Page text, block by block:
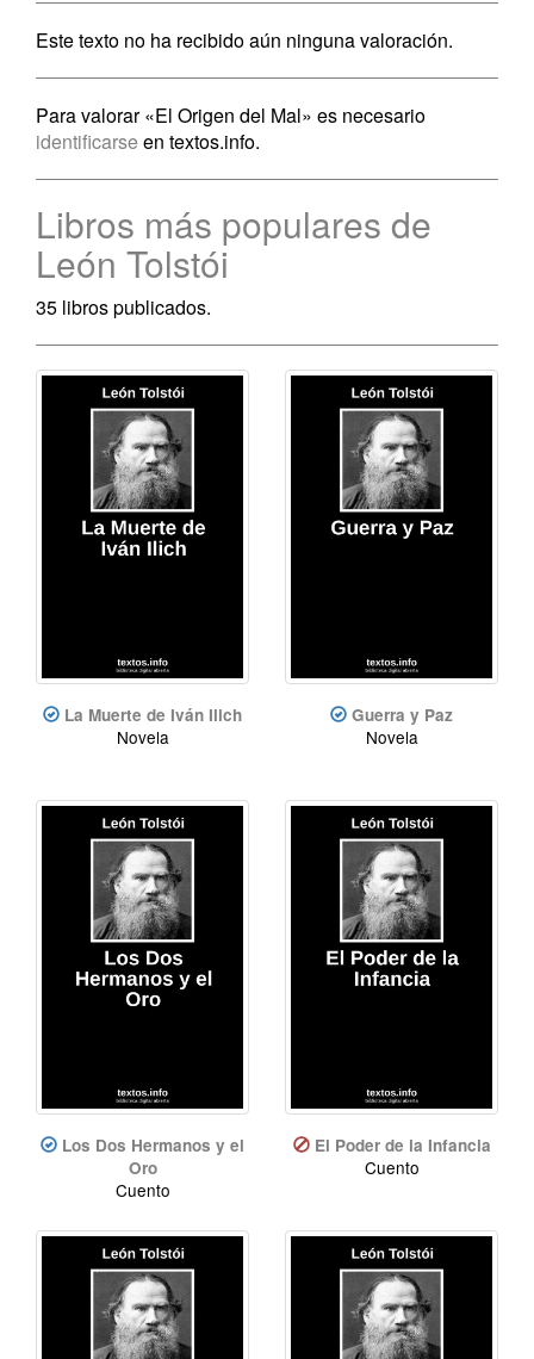
Este texto no ha recibido aún ninguna valoración.
Para valorar «El Origen del Mal» es necesario
identificarse en textos.info.
Libros más populares de
León Tolstói
35 libros publicados.
La Muerte de Iván Ilich
Novela
Guerra y Paz
Novela
Los Dos Hermanos y el
Oro
Cuento
El Poder de la Infancia
Cuento